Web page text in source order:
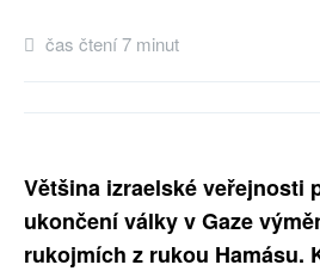
PŘÍSPĚVKY NA PROVOZ
čas čtení 7 minut
Většina izraelské veřejnosti
ukončení války v Gaze
rukojmích z rukou Hamásu.